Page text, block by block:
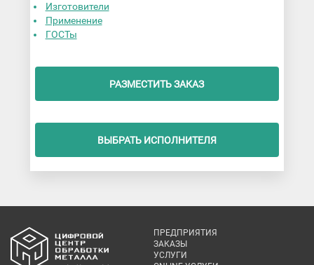
Изготовители
Применение
ГОСТы
РАЗМЕСТИТЬ ЗАКАЗ
ВЫБРАТЬ ИСПОЛНИТЕЛЯ
ПРЕДПРИЯТИЯ
ЗАКАЗЫ
УСЛУГИ